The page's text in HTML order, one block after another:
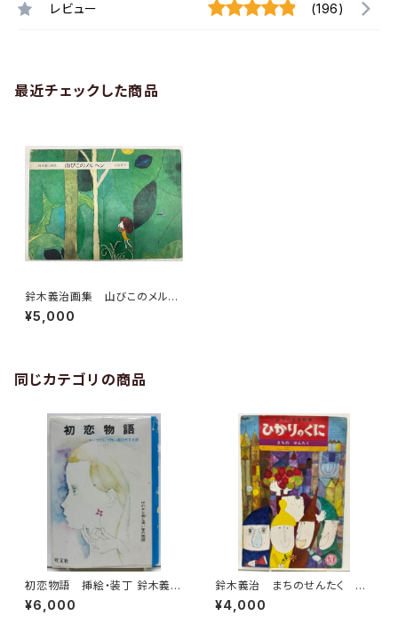
レビュー (196)
最近チェックした商品
鈴木義治画集 山びこのメルヘ
ン 1977年 初版 岩崎書店
¥5,000
同じカテゴリの商品
初恋物語 挿絵・装丁 鈴木義
治 ヤーコブレフ 訳 宮川やす
え 1974年初版の1988年重
¥6,000
鈴木義治 まちのせんたく 中
村美佐子 1968年 ひかりの
くに
¥4,000